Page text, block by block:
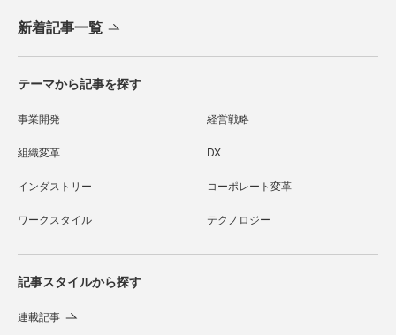
新着記事一覧
テーマから記事を探す
事業開発 経営戦略
組織変革 DX
インダストリー コーポレート変革
ワークスタイル テクノロジー
記事スタイルから探す
連載記事